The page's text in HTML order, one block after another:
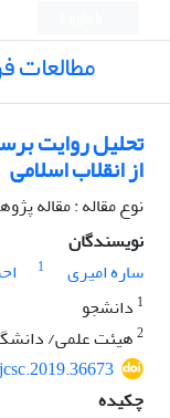
مطالعات
تحلیل روایت
از انقلاب اسلامی
نوع مقاله : مقاله
نویسندگان
ساره امیری
1
1 دانشجو
2هیئت علمی/
چکیده